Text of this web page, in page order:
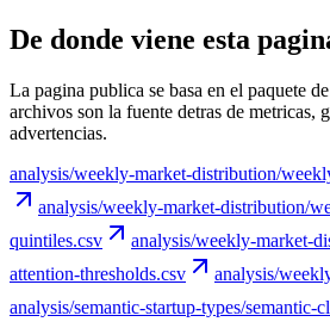
De donde viene esta
La pagina publica se basa en el paquete
archivos son la fuente detras de metricas,
advertencias.
analysis/weekly-market-distribution/
analysis/weekly-market-distribution/
quintiles.csv
analysis/weekly-market-
attention-thresholds.csv
analysis/
analysis/semantic-startup-types/semantic-